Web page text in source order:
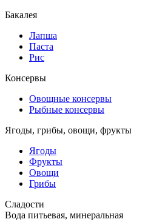
Бакалея
Лапша
Паста
Рис
Консервы
Овощные консервы
Рыбные консервы
Ягоды, грибы, овощи, фрукты
Ягоды
Фрукты
Овощи
Грибы
Сладости
Вода питьевая, минеральная